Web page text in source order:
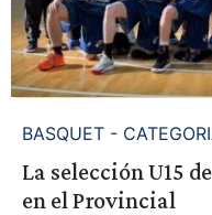
BASQUET -
La selección U15
en el Provincial